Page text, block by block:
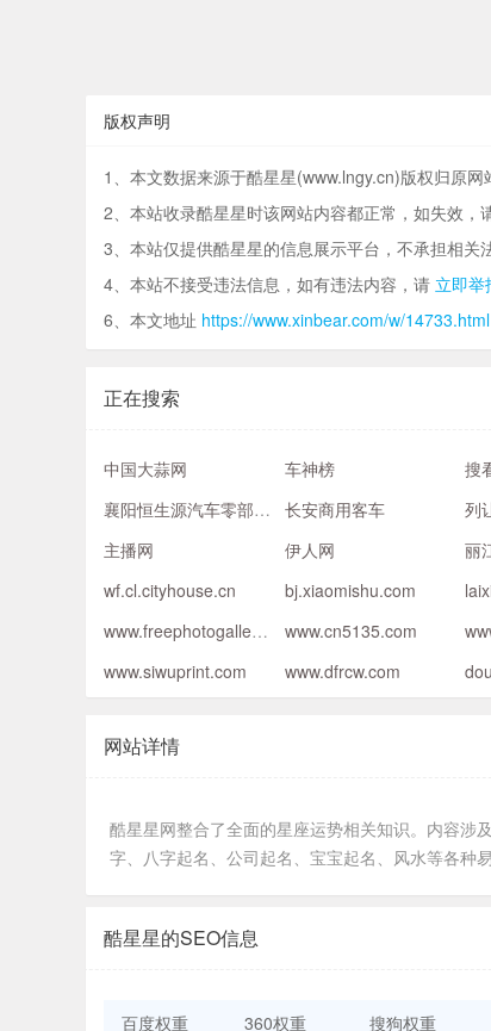
版权声明
1、本文数据来源于酷星星(www.lngy.cn)版权归原网
2、本站收录酷星星时该网站内容都正常，如失效，
3、本站仅提供酷星星的信息展示平台，不承担相关
4、本站不接受违法信息，如有违法内容，请 立即举
6、本文地址 https://www.xinbear.com/w/14733.html
正在搜索
中国大蒜网 车神榜 搜
襄阳恒生源汽车零部件有限公司
长安商用客车 列
主播网
伊人网 丽
wf.cl.cityhouse.cn
bj.xiaomishu.com
www.freephotogallery.info
www.cn5135.com
www.siwuprint.com
www.dfrcw.com
网站详情
酷星星网整合了全面的星座运势相关知识。内容涉
字、八字起名、公司起名、宝宝起名、风水等各种易
酷星星的SEO信息
百度权重 360权重 搜狗权重